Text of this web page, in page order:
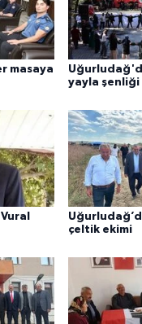
masaya
yayla şenliği
çeltik ekimi